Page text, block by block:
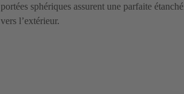
portées sphériques assurent une parfaite
vers l’extérieur.